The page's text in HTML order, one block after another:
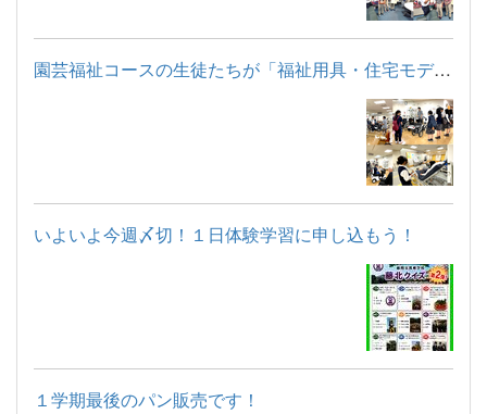
園芸福祉コースの生徒たちが「福祉用具・住宅モデルルーム見学」...
いよいよ今週〆切！１日体験学習に申し込もう！
１学期最後のパン販売です！